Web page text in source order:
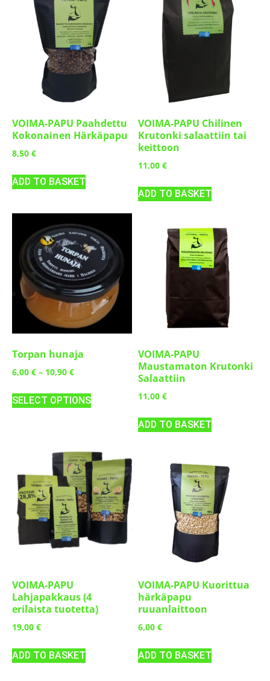
VOIMA-PAPU Paahdettu
Kokonainen Härkäpapu
8,50 €
ADD TO BASKET
VOIMA-PAPU Chilinen
Krutonki salaattiin tai
keittoon
11,00 €
ADD TO BASKET
Torpan hunaja
6,00 € – 10,90 €
SELECT OPTIONS
VOIMA-PAPU
Maustamaton Krutonki
Salaattiin
11,00 €
ADD TO BASKET
VOIMA-PAPU
Lahjapakkaus (4
erilaista tuotetta)
19,00 €
ADD TO BASKET
VOIMA-PAPU Kuorittua
härkäpapu
ruuanlaittoon
6,00 €
ADD TO BASKET